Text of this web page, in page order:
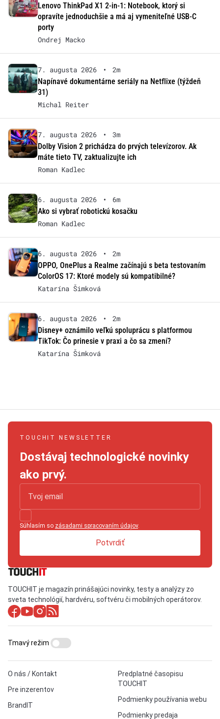
Lenovo ThinkPad X1 2-in-1: Notebook, ktorý si
opravíte jednoduchšie a má aj vymeniteľné USB-C
porty
Ondrej Macko
7. augusta 2026 •
2m
Napínavé dokumentárne seriály na Netflixe (týždeň
31)
Michal Reiter
7. augusta 2026 •
3m
Dolby Vision 2 prichádza do prvých televízorov. Ak
máte tieto TV, zaktualizujte ich
Roman Kadlec
6. augusta 2026 •
6m
Ako si vybrať robotickú kosačku
Roman Kadlec
6. augusta 2026 •
2m
OPPO, OnePlus a Realme začínajú s beta testovaním
ColorOS 17: Ktoré modely sú kompatibilné?
Katarína Šimková
6. augusta 2026 •
2m
Disney+ oznámilo veľkú spoluprácu s platformou
TikTok: Čo prinesie v praxi a čo sa zmení?
Katarína Šimková
TOUCHIT NEWSLETTER
Dostávaj technologické novinky
ako prvý.
Súhlasím so zásadami spracovaním údajov.
Potvrdiť
TOUCHIT je magazín prinášajúci novinky, testy a analýzy zo
sveta technológií, hardvéru, softvéru či mobilných operátorov.
O nás / Kontakt
Pre inzerentov
BrandIT
Predplatné časopisu
TOUCHIT
Podmienky používania webu
Podmienky predaja
Tmavý režim